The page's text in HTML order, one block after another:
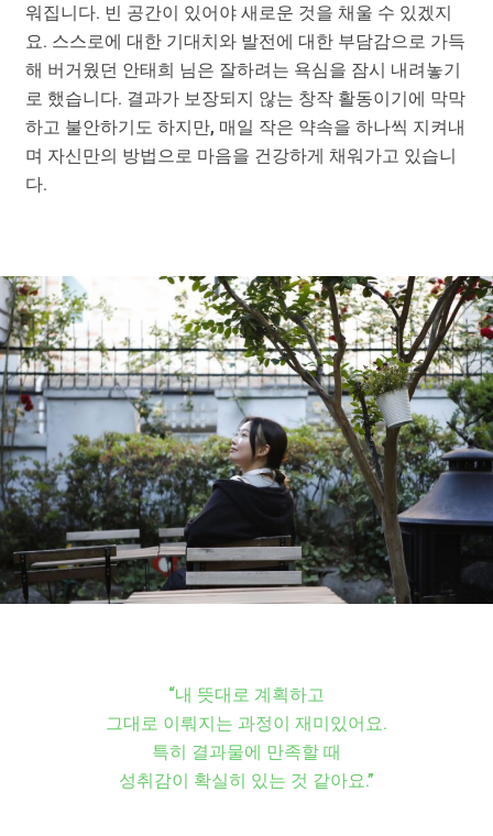
워집니다. 빈 공간이 있어야 새로운 것을 채울 수 있겠지
요. 스스로에 대한 기대치와 발전에 대한 부담감으로 가득
해 버거웠던 안태희 님은 잘하려는 욕심을 잠시 내려놓기
로 했습니다. 결과가 보장되지 않는 창작 활동이기에 막막
하고 불안하기도 하지만, 매일 작은 약속을 하나씩 지켜내
며 자신만의 방법으로 마음을 건강하게 채워가고 있습니
다.
“내 뜻대로 계획하고
그대로 이뤄지는 과정이 재미있어요.
특히 결과물에 만족할 때
성취감이 확실히 있는 것 같아요.”